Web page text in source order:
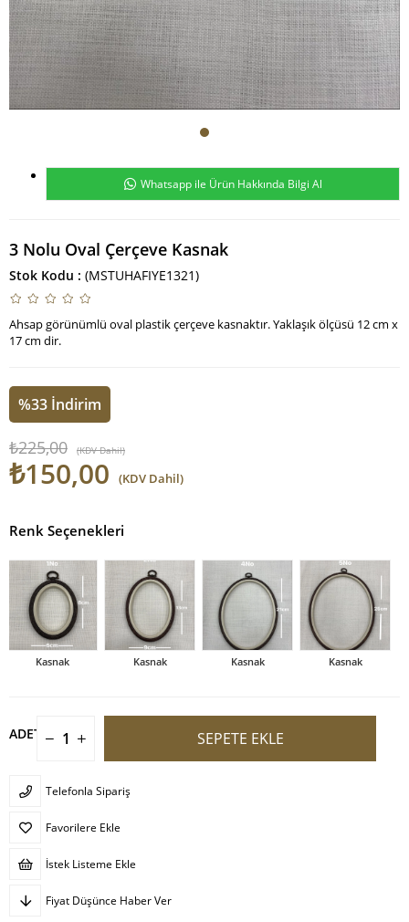
Whatsapp ile Ürün Hakkında Bilgi Al
3 Nolu Oval Çerçeve Kasnak
Stok Kodu (MSTUHAFIYE1321)
Ahsap görünümlü oval plastik çerçeve kasnaktır. Yaklaşık ölçüsü 12 cm x
17 cm dir.
%33 İndirim
₺225,00 (KDV Dahil)
₺150,00 (KDV Dahil)
Renk Seçenekleri
Kasnak Kasnak Kasnak Kasnak
ADET
Telefonla Sipariş
Favorilere Ekle
İstek Listeme Ekle
Fiyat Düşünce Haber Ver